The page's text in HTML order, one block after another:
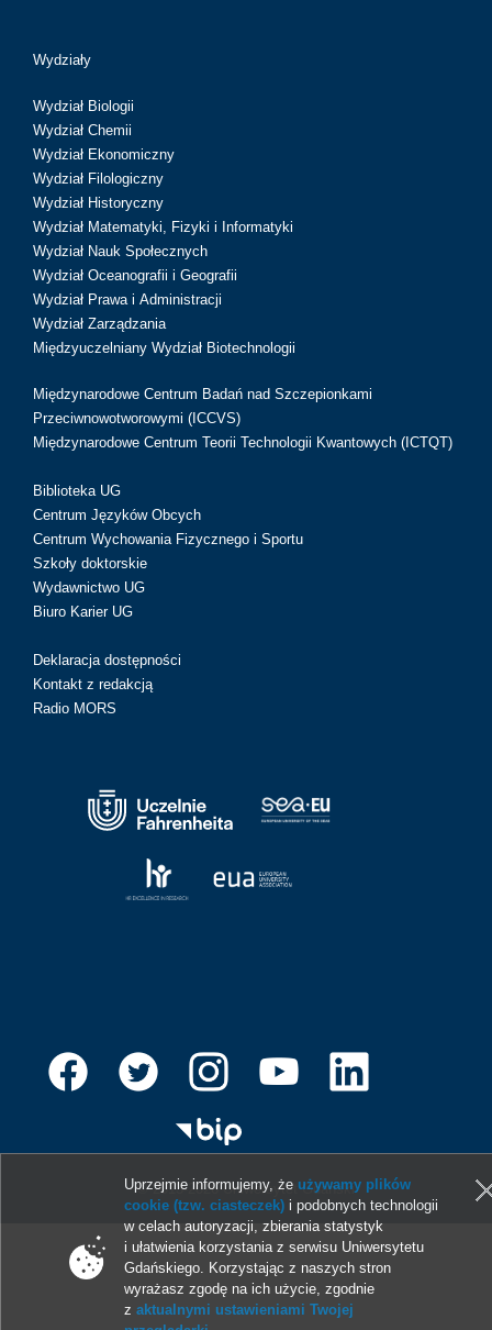
Wydziały
Wydział Biologii
Wydział Chemii
Wydział Ekonomiczny
Wydział Filologiczny
Wydział Historyczny
Wydział Matematyki, Fizyki i Informatyki
Wydział Nauk Społecznych
Wydział Oceanografii i Geografii
Wydział Prawa i Administracji
Wydział Zarządzania
Międzyuczelniany Wydział Biotechnologii
Międzynarodowe Centrum Badań nad Szczepionkami
Przeciwnowotworowymi (ICCVS)
Międzynarodowe Centrum Teorii Technologii Kwantowych (ICTQT)
Biblioteka UG
Centrum Języków Obcych
Centrum Wychowania Fizycznego i Sportu
Szkoły doktorskie
Wydawnictwo UG
Biuro Karier UG
Deklaracja dostępności
Kontakt z redakcją
Radio MORS
© 2013-2026 Uniwersytet Gdański
Uprzejmie informujemy, że używamy plików
cookie (tzw. ciasteczek) i podobnych technologii
w celach autoryzacji, zbierania statystyk
i ułatwienia korzystania z serwisu Uniwersytetu
Gdańskiego. Korzystając z naszych stron
wyrażasz zgodę na ich użycie, zgodnie
zaktualnymi ustawieniami Twojej